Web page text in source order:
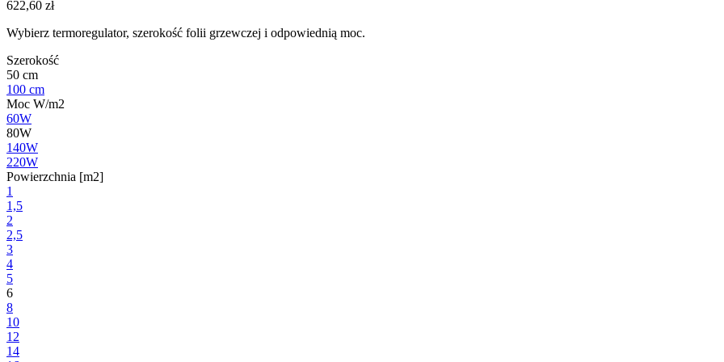
622,60 zł
Wybierz termoregulator, szerokość folii grzewczej i odpowiednią moc.
Szerokość
50 cm
100 cm
Moc W/m2
60W
80W
140W
220W
Powierzchnia [m2]
1
1,5
2
2,5
3
4
5
6
8
10
12
14